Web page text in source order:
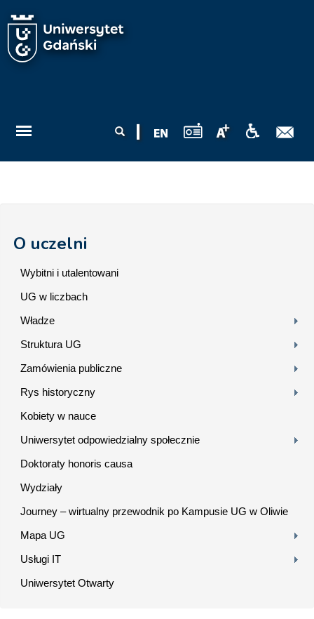
wyszukiwania
O uczelni
Wybitni i utalentowani
UG w liczbach
Władze
Struktura UG
Zamówienia publiczne
Rys historyczny
Kobiety w nauce
Uniwersytet odpowiedzialny społecznie
Doktoraty honoris causa
Wydziały
Journey – wirtualny przewodnik po Kampusie UG w Oliwie
Mapa UG
Usługi IT
Uniwersytet Otwarty